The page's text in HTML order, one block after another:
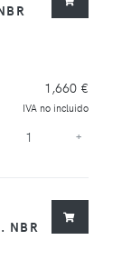
1,660 €
IVA no incluido
+
NBR